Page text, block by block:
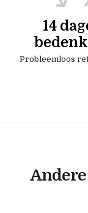
14
Probleemloos